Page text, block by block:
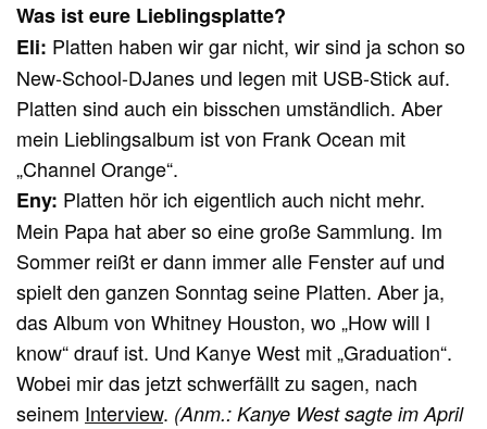
Was ist eure Lieblingsplatte?
Eli: Platten haben wir gar nicht, wir sind ja schon so
New-School-DJanes und legen mit USB-Stick auf.
Platten sind auch ein bisschen umständlich. Aber
mein Lieblingsalbum ist von Frank Ocean mit
„Channel Orange“.
Eny: Platten hör ich eigentlich auch nicht mehr.
Mein Papa hat aber so eine große Sammlung. Im
Sommer reißt er dann immer alle Fenster auf und
spielt den ganzen Sonntag seine Platten. Aber ja,
das Album von Whitney Houston, wo „How will I
know“ drauf ist. Und Kanye West mit „Graduation“.
Wobei mir das jetzt schwerfällt zu sagen, nach
seinem Interview. (Anm.: Kanye West sagte im April